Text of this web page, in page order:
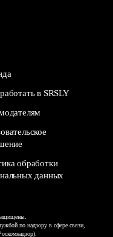
в SRSLY
обработки
данных
по надзору в сфере связи,